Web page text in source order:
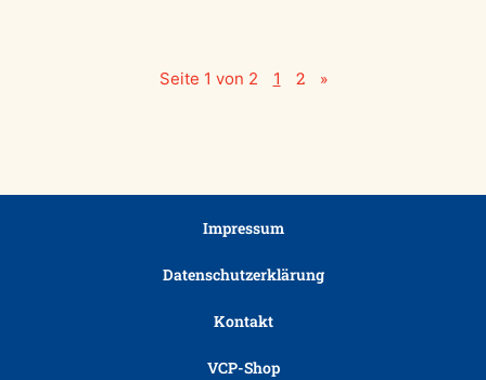
Seite 1 von 2 1 2 »
Impressum
Datenschutzerklärung
Kontakt
VCP-Shop